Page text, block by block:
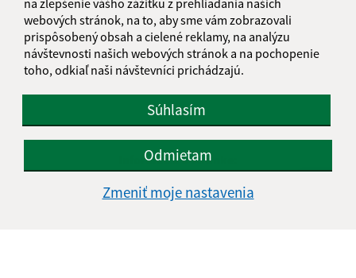
webových stránok, na to, aby sme vám zobrazovali
prispôsobený obsah a cielené reklamy, na analýzu
návštevnosti našich webových stránok a na pochopenie
toho, odkiaľ naši návštevníci prichádzajú.
Súhlasím
Odmietam
Zmeniť moje nastavenia
Informácie o stránke:
Vyhlásenie o prístupnosti